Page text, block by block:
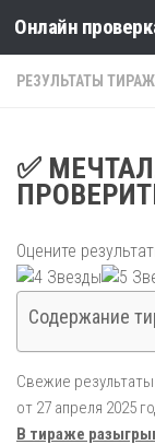
Skip to content
РЕЗУЛЬТАТЫ
✅
Оцените
Содержание
Свежие
от 27 апреля 2025
В тираже